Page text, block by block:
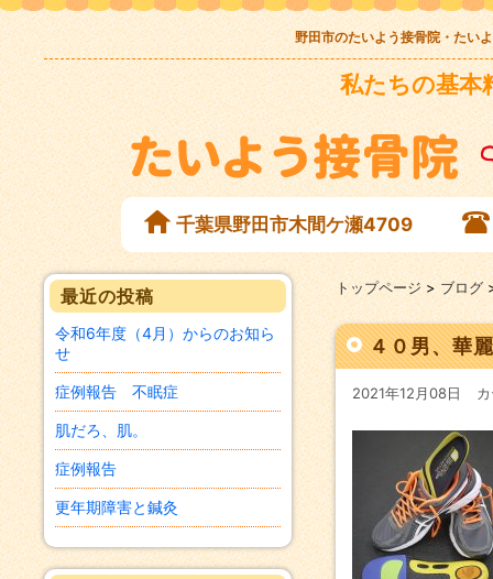
野田市のたいよう接骨院・たい
私たちの基本
千葉県野田市木間ケ瀬4709
最近の投稿
令和6年度（4月）からのお知ら
せ
症例報告 不眠症
肌だろ、肌。
症例報告
更年期障害と鍼灸
トップページ > ブログ
４０男、華
2021年12月08日